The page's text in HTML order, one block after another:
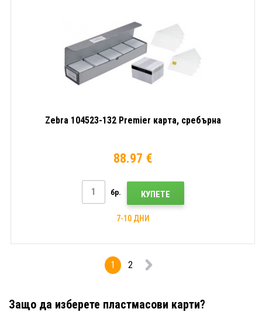
Zebra 104523-132 Premier карта, сребърна
88.97 €
бр. КУПЕТЕ
7-10 ДНИ
1 2
Защо да изберете пластмасови карти?